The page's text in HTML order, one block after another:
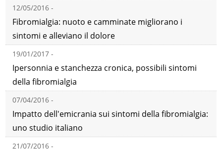
12/05/2016 -
Fibromialgia: nuoto e camminate migliorano i
sintomi e alleviano il dolore
19/01/2017 -
Ipersonnia e stanchezza cronica, possibili sintomi
della fibromialgia
07/04/2016 -
Impatto dell'emicrania sui sintomi della fibromialgia:
uno studio italiano
21/07/2016 -